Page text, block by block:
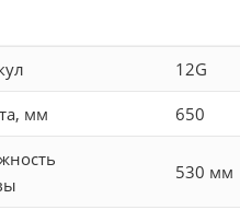
12G
мм 650
530 мм